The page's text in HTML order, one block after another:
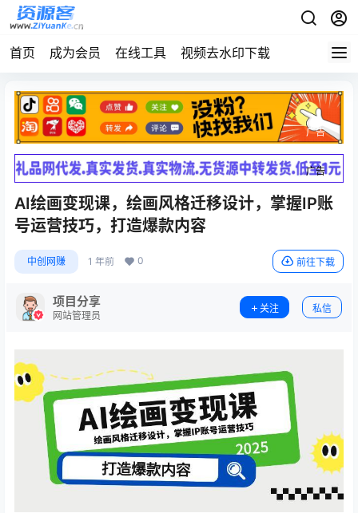
首页 成为会员 在线工具 视频去水印下载
广告
广告
AI绘画变现课，绘画风格迁移设计，掌握IP账
号运营技巧，打造爆款内容
中创网赚 1 年前 0 前往下载
项目分享
网站管理员
关注 私信